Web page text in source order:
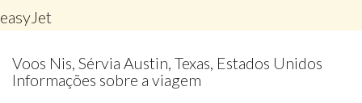
easyJet
Voos Nis, Sérvia Austin, Texas, Estados Unidos
Informações sobre a viagem